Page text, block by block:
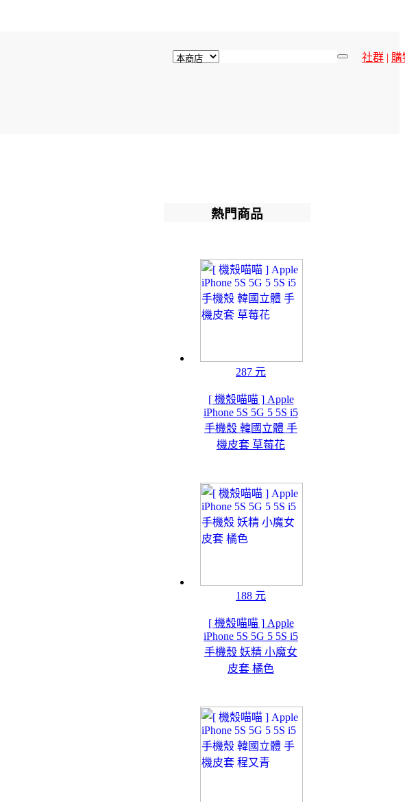
社群 | 購
熱門商品
287 元
[ 機殼喵喵 ] Apple
iPhone 5S 5G 5 5S i5
手機殼 韓國立體 手
機皮套 草莓花
188 元
[ 機殼喵喵 ] Apple
iPhone 5S 5G 5 5S i5
手機殼 妖精 小魔女
皮套 橘色